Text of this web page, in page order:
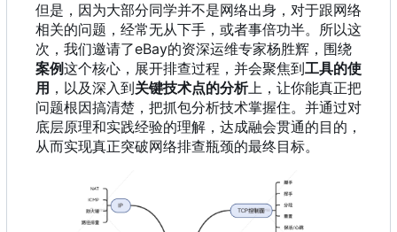
但是 ， 因为大部分同学并不是网络出身 ， 对于跟网络
相关的问题 ， 经常无从下手 ， 或者事倍功半。所以这
次 ， 我们邀请了eBay的资深运维专家杨胜辉 ， 围绕
案例这个核心，展开排查过程，并会聚焦到工具的使
用 ，以及深入到关键技术点的分析上，让你能真正把
问题根因搞清楚，把抓包分析技术掌握住。并通过对
底层原理和实践经验的理解，达成融会贯通的目的，
从而实现真正突破网络排查瓶颈的最终目标。